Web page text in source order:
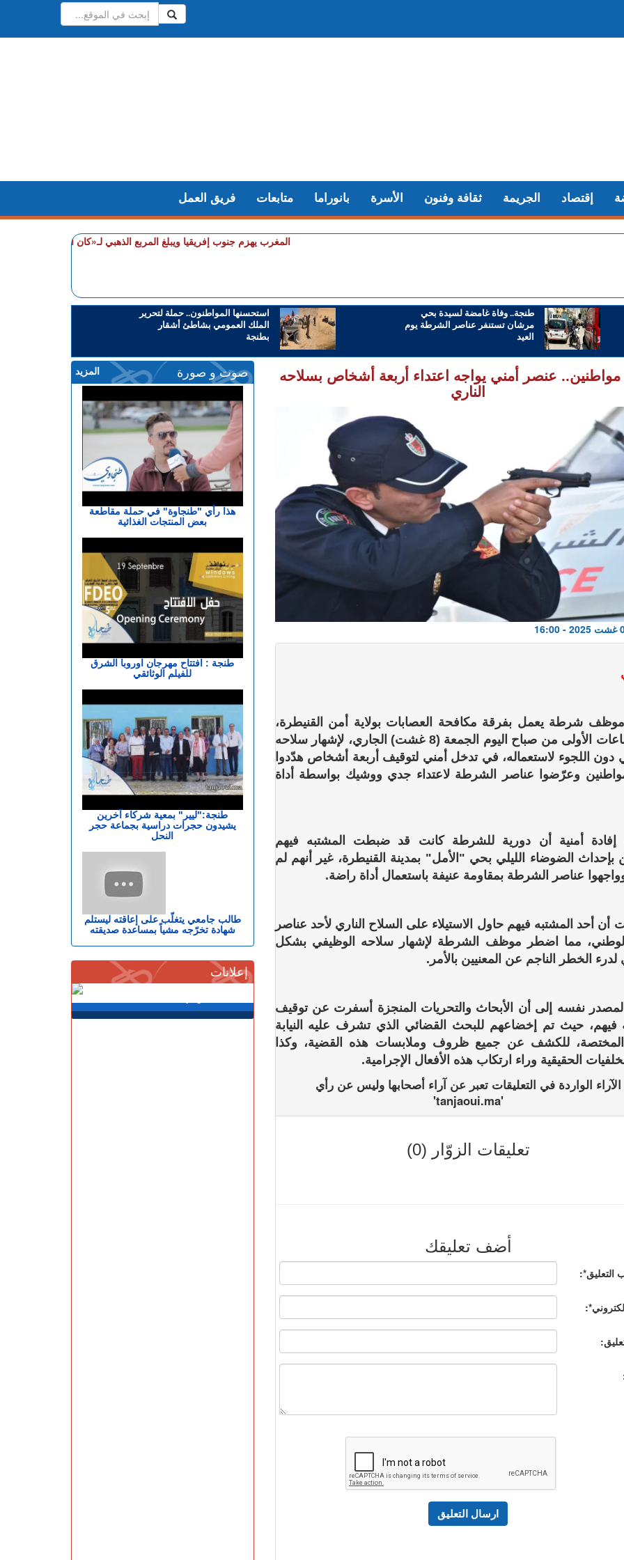
فريق العمل متابعات بانوراما الأسرة ثقافة وفنون الجريمة إقتصاد
+ المغرب يهزم جنوب إفريقيا ويبلغ المربع الذهبي لـ«كان السيدات»
استحسنها المواطنون.. حملة لتحرير
الملك العمومي بشاطئ أشقار
بطنجة
طنجة.. وفاة غامضة لسيدة بحي
مرشان تستنفر عناصر الشرطة يوم
العيد
مواطنين.. عنصر أمني يواجه اعتداء أربعة أشخاص بسلاحه
الناري
شرطة يعمل بفرقة مكافحة العصابات بولاية أمن القنيطرة،
في الساعات الأولى من صباح اليوم الجمعة (8 غشت) الجاري، لإشهار سلاحه
دون اللجوء لاستعماله، في تدخل أمني لتوقيف أربعة أشخاص هدّدوا
وعرّضوا عناصر الشرطة لاعتداء جدي ووشيك بواسطة أداة
أمنية أن دورية للشرطة كانت قد ضبطت المشتبه فيهم
بإحداث الضوضاء الليلي بحي "الأمل" بمدينة القنيطرة، غير أنهم لم
وواجهوا عناصر الشرطة بمقاومة عنيفة باستعمال أداة راضة.
أحد المشتبه فيهم حاول الاستيلاء على السلاح الناري لأحد عناصر
الوطني، مما اضطر موظف الشرطة لإشهار سلاحه الوظيفي بشكل
لدرء الخطر الناجم عن المعنيين بالأمر.
نفسه إلى أن الأبحاث والتحريات المنجزة أسفرت عن توقيف
فيهم، حيث تم إخضاعهم للبحث القضائي الذي تشرف عليه النيابة
المختصة، للكشف عن جميع ظروف وملابسات هذه القضية، وكذا
الحقيقية وراء ارتكاب هذه الأفعال الإجرامية.
الآراء الواردة في التعليقات تعبر عن آراء أصحابها وليس عن رأي
'tanjaoui.ma'
تعليقات الزوّار (0)
أضف تعليقك
التعليق*:
المزيد صوت و صورة
هذا رأي "طنجاوة" في حملة مقاطعة
بعض المنتجات الغذائية
طنجة : افتتاح مهرجان اوروبا الشرق
للفيلم الوثائقي
طنجة:"ليير" بمعية شركاء آخرين
يشيدون حجرات دراسية بجماعة حجر
النحل
طالب جامعي يتغلّب على إعاقته ليستلم
شهادة تخرّجه مشياً بمساعدة صديقته
إعلانات